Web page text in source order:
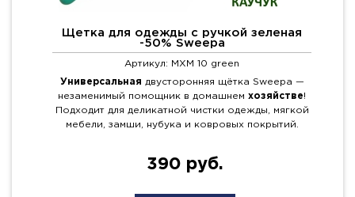
Щетка для одежды с ручкой зеленая
-50% Sweepa
Артикул: MXM 10 green
Универсальная двусторонняя щётка Sweepa —
незаменимый помощник в домашнем хозяйстве!
Подходит для деликатной чистки одежды, мягкой
мебели, замши, нубука и ковровых покрытий.
390 руб.